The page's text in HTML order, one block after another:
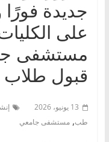
جديدة فورًا
على
مستشفى
قبول طلاب
13 يونيو، 2026
طب, مستشفى جامعي